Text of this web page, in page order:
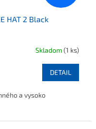
HAT 2 Black
Skladom(1 ks)
DETAIL
a vysoko